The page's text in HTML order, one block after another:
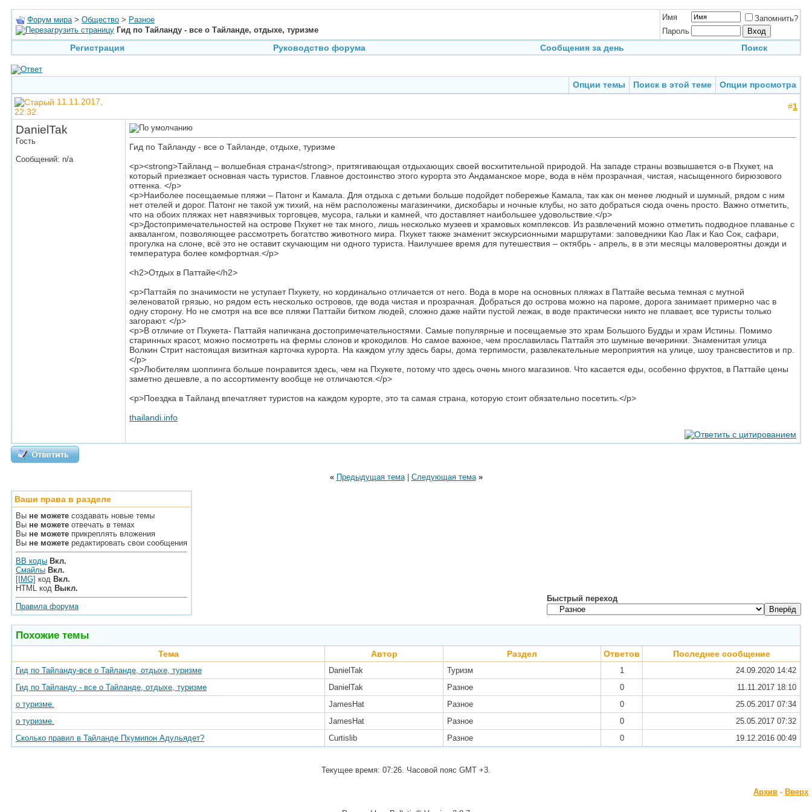
Форум мира > Общество > Разное
Гид по Тайланду - все о Тайланде, отдыхе, туризме
Имя
Запомнить?
Пароль
Регистрация Руководство форума Сообщения за день Поиск
Опции темы Поиск в этой теме
Опции просмотра
11.11.2017,
22:32
#1
DanielTak
Гость
Сообщений: n/a
Гид по Тайланду - все о Тайланде, отдыхе, туризме
<p><strong>Тайланд – волшебная страна</strong>, притягивающая отдыхающих своей восхитительной природой. На западе страны возвышается о-в Пхукет, на
который приезжает основная часть туристов. Главное достоинство этого курорта это Андаманское море, вода в нём прозрачная, чистая, насыщенного бирюзового
оттенка. </p>
<p>Наиболее посещаемые пляжи – Патонг и Камала. Для отдыха с детьми больше подойдет побережье Камала, так как он менее людный и шумный, рядом с ним
нет отелей и дорог. Патонг не такой уж тихий, на нём расположены магазинчики, дискобары и ночные клубы, но зато добраться сюда очень просто. Важно отметить,
что на обоих пляжах нет навязчивых торговцев, мусора, гальки и камней, что доставляет наибольшее удовольствие.</p>
<p>Достопримечательностей на острове Пхукет не так много, лишь несколько музеев и храмовых комплексов. Из развлечений можно отметить подводное плаванье с
аквалангом, позволяющее рассмотреть богатство животного мира. Пхукет также знаменит экскурсионными маршрутами: заповедники Као Лак и Као Сок, сафари,
прогулка на слоне, всё это не оставит скучающим ни одного туриста. Наилучшее время для путешествия – октябрь - апрель, в в эти месяцы маловероятны дожди и
температура более комфортная.</p>
<h2>Отдых в Паттайе</h2>
<p>Паттайя по значимости не уступает Пхукету, но кординально отличается от него. Вода в море на основных пляжах в Паттайе весьма темная с мутной
зеленоватой грязью, но рядом есть несколько островов, где вода чистая и прозрачная. Добраться до острова можно на пароме, дорога занимает примерно час в
одну сторону. Но не смотря на все все пляжи Паттайи битком людей, сложно даже найти пустой лежак, в воде практически никто не плавает, все туристы только
загорают. </p>
<p>В отличие от Пхукета- Паттайя напичкана достопримечательностями. Самые популярные и посещаемые это храм Большого Будды и храм Истины. Помимо
старинных красот, можно посмотреть на фермы слонов и крокодилов. Но самое важное, чем прославилась Паттайя это шумные вечеринки. Знаменитая улица
Волкин Стрит настоящая визитная карточка курорта. На каждом углу здесь бары, дома терпимости, развлекательные мероприятия на улице, шоу трансвеститов и пр.
</p>
<p>Любителям шоппинга больше понравится здесь, чем на Пхукете, потому что здесь очень много магазинов. Что касается еды, особенно фруктов, в Паттайе цены
заметно дешевле, а по ассортименту вообще не отличаются.</p>
<p>Поездка в Тайланд впечатляет туристов на каждом курорте, это та самая страна, которую стоит обязательно посетить.</p>
thailandi.info
« Предыдущая тема| Следующая тема »
Ваши права в разделе
Вы не можете создавать новые темы
Вы не можете отвечать в темах
Вы не можете прикреплять вложения
Вы не можете редактировать свои сообщения
BB коды Вкл.
Смайлы Вкл.
[IMG] код Вкл.
HTML код Выкл.
Правила форума
Быстрый переход
Похожие темы
Тема Автор Раздел Ответов Последнее сообщение
Гид по Тайланду-все о Тайланде, отдыхе, туризме DanielTak Туризм 1 24.09.2020 14:42
Гид по Тайланду - все о Тайланде, отдыхе, туризме
DanielTak Разное 0 11.11.2017 18:10
о туризме.
JamesHat Разное 0 25.05.2017 07:34
о туризме.
JamesHat Разное 0 25.05.2017 07:32
Сколько правил в Тайланде Пхумипон Адульядет?
Curtislib Разное 0 19.12.2016 00:49
Текущее время: 07:26. Часовой пояс GMT +3.
Архив - Вверх